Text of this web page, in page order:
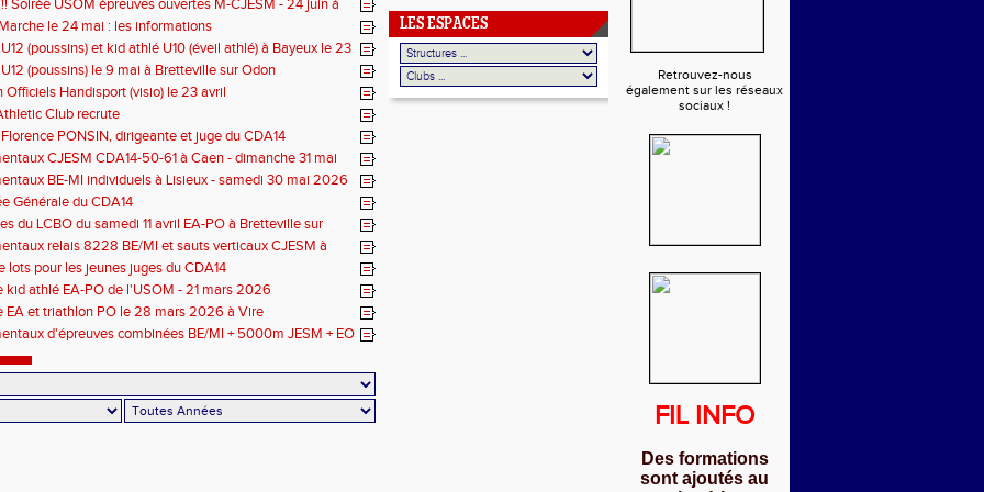
Soirée USOM épreuves ouvertes M-CJESM - 24 juin à
(Lafond)le 24 mai : les informations
(poussins) et kid athlé U10 (éveil athlé) à Bayeux le 23
(poussins) le 9 mai à Bretteville sur Odon
Officiels Handisport (visio) le 23 avril
Club recrute
PONSIN, dirigeante et juge du CDA14
CJESM CDA14-50-61 à Caen - dimanche 31 mai
BE-MI individuels à Lisieux - samedi 30 mai 2026
Générale du CDA14
du LCBO du samedi 11 avril EA-PO à Bretteville sur
relais 8228 BE/MI et sauts verticaux CJESM à
mai 2026
lots pour les jeunes juges du CDA14
kid athlé EA-PO de l'USOM - 21 mars 2026
EA et triathlon PO le 28 mars 2026 à Vire
d'épreuves combinées BE/MI + 5000m JESM + EO
LES ESPACES
Retrouvez-nous
également sur les réseaux
sociaux !
FIL INFO
Des formations
sont ajoutés au